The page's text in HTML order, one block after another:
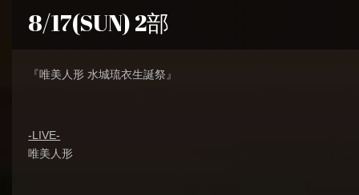
8/17(SUN) 2部
『唯美人形 水城琉衣生誕祭』
-LIVE-
唯美人形